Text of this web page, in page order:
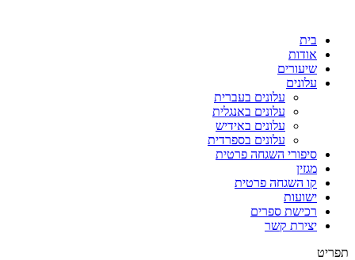
בית
אודות
שיעורים
עלונים
עלונים בעברית
עלונים באנגלית
עלונים באידיש
עלונים בספרדית
סיפורי השגחה פרטית
מגזין
קו השגחה פרטית
ישועות
רכישת ספרים
יצירת קשר
תפריט